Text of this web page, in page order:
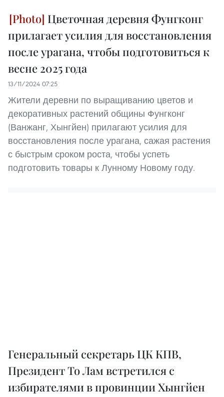
Цветочная деревня Фунгконг
прилагает усилия для восстановления
после урагана, чтобы подготовиться к
весне 2025 года
13/11/2024 07:25
Жители деревни по выращиванию цветов и
декоративных растений общины Фунгконг
(Ванжанг, Хынгйен) прилагают усилия для
восстановления после урагана, сажая растения
с быстрым сроком роста, чтобы успеть
подготовить товары к Лунному Новому году.
Генеральный секретарь ЦК КПВ,
Президент То Лам встретился с
избирателями в провинции Хынгйен